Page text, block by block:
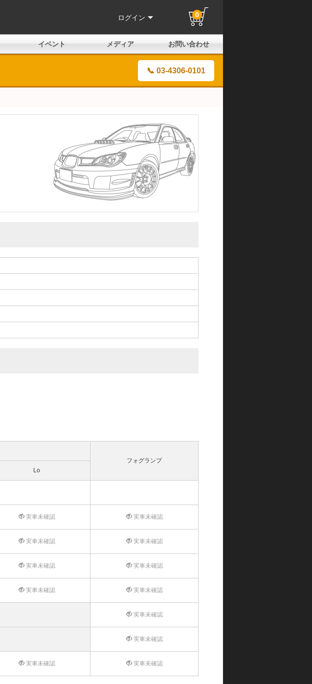
ログイン 0
イベント メディア お問い合わせ
📞 03-4306-0101
フォグランプ
Lo
実車未確認 実車未確認
実車未確認 実車未確認
実車未確認 実車未確認
実車未確認 実車未確認
実車未確認
実車未確認
実車未確認 実車未確認